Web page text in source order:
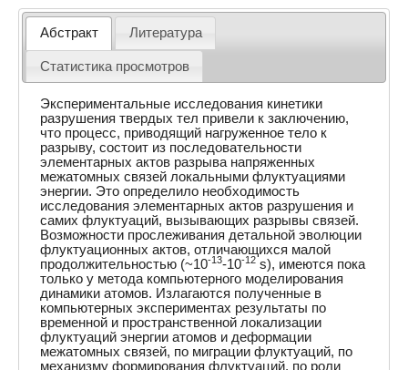
Абстракт Литература
Статистика просмотров
Экспериментальные исследования кинетики
разрушения твердых тел привели к заключению,
что процесс, приводящий нагруженное тело к
разрыву, состоит из последовательности
элементарных актов разрыва напряженных
межатомных связей локальными флуктуациями
энергии. Это определило необходимость
исследования элементарных актов разрушения и
самих флуктуаций, вызывающих разрывы связей.
Возможности прослеживания детальной эволюции
флуктуационных актов, отличающихся малой
продолжительностью (~10-13-10-12 s), имеются пока
только у метода компьютерного моделирования
динамики атомов. Излагаются полученные в
компьютерных экспериментах результаты по
временной и пространственной локализации
флуктуаций энергии атомов и деформации
межатомных связей, по миграции флуктуаций, по
механизму формирования флуктуаций, по роли